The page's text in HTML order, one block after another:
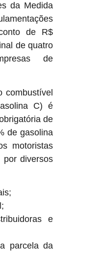
da Medida
de R$
de quatro
de
combustível
C) é
de
de gasolina
motoristas
por diversos
e
parcela da